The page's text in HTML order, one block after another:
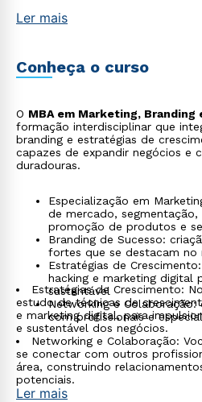
Ler mais
Conheça o curso
O MBA em Marketing, Branding
formação interdisciplinar que
branding e estratégias de
capazes de expandir negócios e
duradouras.
Especialização em
de mercado, segmentação,
promoção de produtos e
Branding de Sucesso:
fortes que se destacam no
Estratégias de
hacking e marketing digital
sustentável
Networking e
com profissionais e
Estratégias de Crescimento:
estudo de técnicas de
e marketing digital, para
e sustentável dos negócios.
Networking e Colaboração:
se conectar com outros
área, construindo
potenciais.
Ler mais